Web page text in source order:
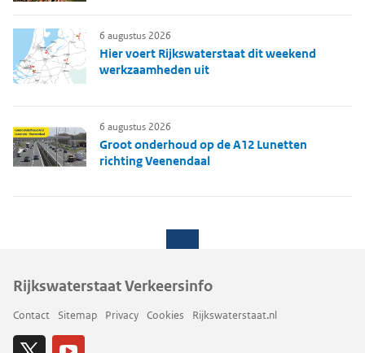
Hier voert Rijkswaterstaat dit weekend
werkzaamheden uit
6 augustus 2026
Groot onderhoud op de A12 Lunetten
richting Veenendaal
6 augustus 2026
Rijkswaterstaat Verkeersinfo
Contact Sitemap Privacy Cookies Rijkswaterstaat.nl